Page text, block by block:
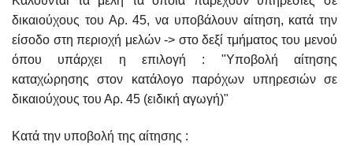
δικαιούχους του Αρ. 45, να υποβάλουν αίτηση, κατά την
είσοδο στη περιοχή μελών -> στο δεξί τμήματος του μενού
όπου υπάρχει η επιλογή : "Υποβολή αίτησης
καταχώρησης στον κατάλογο παρόχων υπηρεσιών σε
δικαιούχους του Αρ. 45 (ειδική αγωγή)"
Κατά την υποβολή της αίτησης :